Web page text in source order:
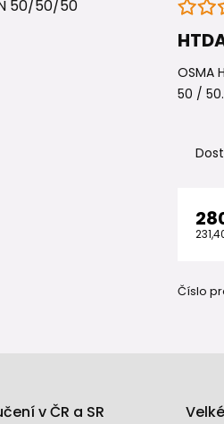
OSMA
50 /
Číslo
v ČR a SR